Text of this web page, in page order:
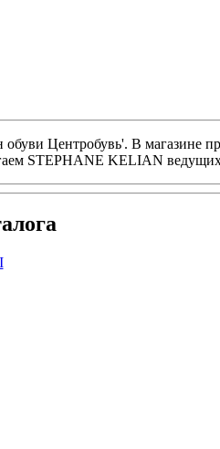
Центробувь'. В магазине
STEPHANE KELIAN